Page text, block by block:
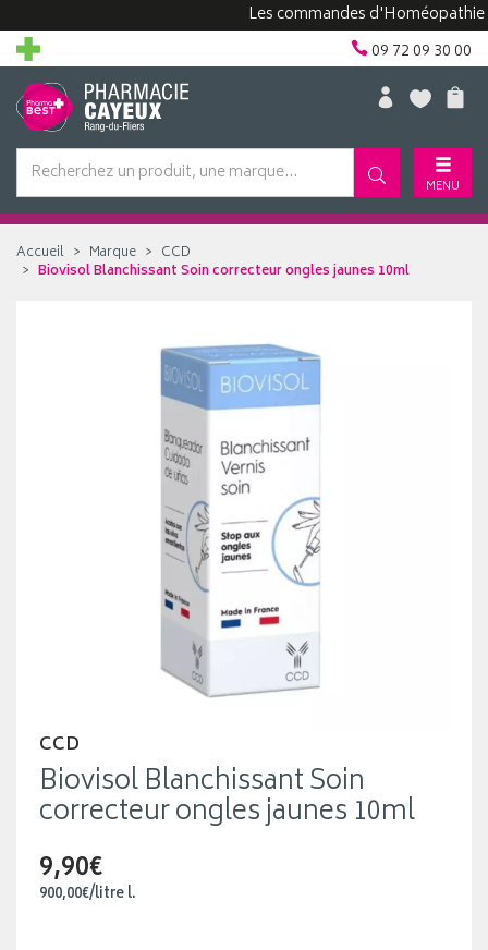
Les commandes d'Homéopathie
09 72 09 30 00
MENU
Accueil Marque
CCD
Biovisol Blanchissant Soin correcteur ongles jaunes 10ml
CCD
Biovisol Blanchissant Soin
correcteur ongles jaunes 10ml
9,90€
900,00€/litrel.